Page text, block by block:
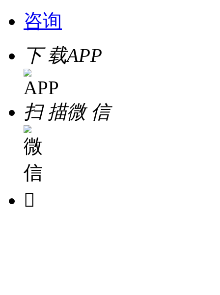
咨询
下 载APP
扫 描微 信
